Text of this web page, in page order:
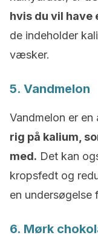
hvis du vil have
de indeholder
væsker.
5. Vandmelon
Vandmelon er
rig på kalium,
med. Det kan
kropsfedt og
en undersøgelse
6. Mørk